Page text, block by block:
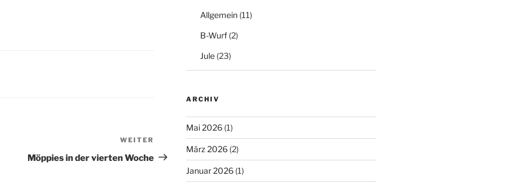
Nächster
Beitrag
WEITER
Möppies in der vierten Woche
Allgemein(11)
B-Wurf(2)
Jule(23)
ARCHIV
Mai 2026(1)
März 2026(2)
Januar 2026(1)